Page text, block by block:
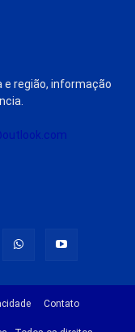
e região, informação
Contato